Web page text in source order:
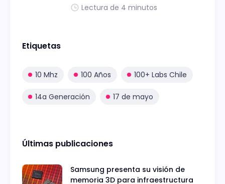
Lectura de 4 minutos
Etiquetas
10 Mhz 100 Años 100+ Labs Chile
14a Generación 17 de mayo
Últimas publicaciones
Samsung presenta su visión de
memoria 3D para infraestructura